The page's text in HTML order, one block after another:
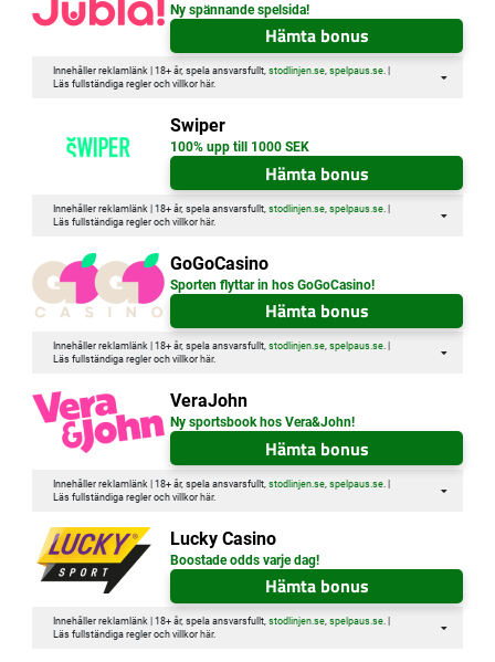
Ny spännande spelsida!
Hämta bonus
Innehåller reklamlänk | 18+ år, spela ansvarsfullt, stodlinjen.se, spelpaus.se. |
Läs fullständiga regler och villkor här.
Swiper
100% upp till 1000 SEK
Hämta bonus
Innehåller reklamlänk | 18+ år, spela ansvarsfullt, stodlinjen.se, spelpaus.se. |
Läs fullständiga regler och villkor här.
GoGoCasino
Sporten flyttar in hos GoGoCasino!
Hämta bonus
Innehåller reklamlänk | 18+ år, spela ansvarsfullt, stodlinjen.se, spelpaus.se. |
Läs fullständiga regler och villkor här.
VeraJohn
Ny sportsbook hos Vera&John!
Hämta bonus
Innehåller reklamlänk | 18+ år, spela ansvarsfullt, stodlinjen.se, spelpaus.se. |
Läs fullständiga regler och villkor här.
Lucky Casino
Boostade odds varje dag!
Hämta bonus
Innehåller reklamlänk | 18+ år, spela ansvarsfullt, stodlinjen.se, spelpaus.se. |
Läs fullständiga regler och villkor här.